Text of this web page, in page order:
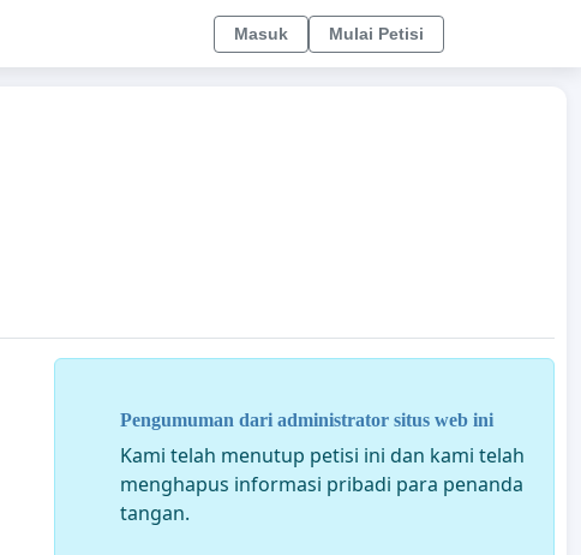
Masuk Mulai Petisi
Pengumuman dari administrator situs web ini
Kami telah menutup petisi ini dan kami telah
menghapus informasi pribadi para penanda
tangan.